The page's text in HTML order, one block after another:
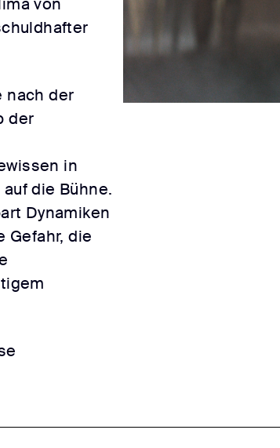
von
nach der
der
in
die Bühne.
Dynamiken
Gefahr, die